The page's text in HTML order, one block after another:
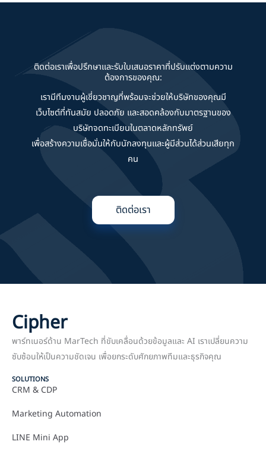
ติดต่อเราเพื่อปรึกษาและรับใบเสนอราคาที่ปรับแต่งตามความ
ต้องการของคุณ:
เรามีทีมงานผู้เชี่ยวชาญที่พร้อมจะช่วยให้บริษัทของคุณมี
เว็บไซต์ที่ทันสมัย ปลอดภัย และสอดคล้องกับมาตรฐานของ
บริษัทจดทะเบียนในตลาดหลักทรัพย์
เพื่อสร้างความเชื่อมั่นให้กับนักลงทุนและผู้มีส่วนได้ส่วนเสียทุก
คน
ติดต่อเรา
Cipher
พาร์ทเนอร์ด้าน MarTech ที่ขับเคลื่อนด้วยข้อมูลและ AI เราเปลี่ยนความ
ซับซ้อนให้เป็นความชัดเจน เพื่อยกระดับศักยภาพทีมและธุรกิจคุณ
SOLUTIONS
CRM & CDP
Marketing Automation
LINE Mini App